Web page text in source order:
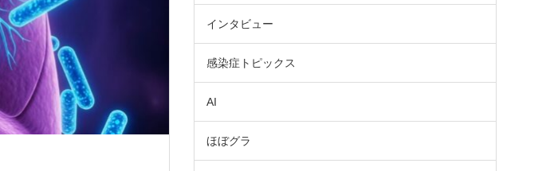
インタビュー
感染症トピックス
AI
ほぼグラ